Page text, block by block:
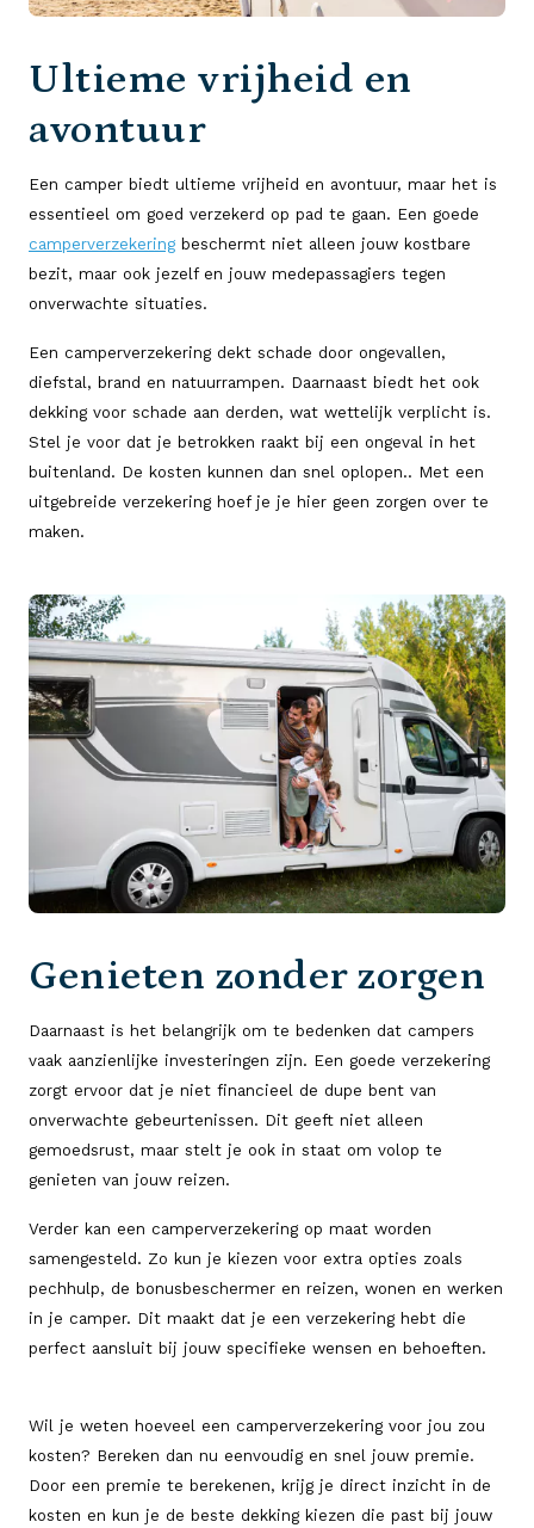
Ultieme vrijheid en
avontuur
Een camper biedt ultieme vrijheid en avontuur, maar het is
essentieel om goed verzekerd op pad te gaan. Een goede
camperverzekering beschermt niet alleen jouw kostbare
bezit, maar ook jezelf en jouw medepassagiers tegen
onverwachte situaties.
Een camperverzekering dekt schade door ongevallen,
diefstal, brand en natuurrampen. Daarnaast biedt het ook
dekking voor schade aan derden, wat wettelijk verplicht is.
Stel je voor dat je betrokken raakt bij een ongeval in het
buitenland. De kosten kunnen dan snel oplopen.. Met een
uitgebreide verzekering hoef je je hier geen zorgen over te
maken.
Genieten zonder zorgen
Daarnaast is het belangrijk om te bedenken dat campers
vaak aanzienlijke investeringen zijn. Een goede verzekering
zorgt ervoor dat je niet financieel de dupe bent van
onverwachte gebeurtenissen. Dit geeft niet alleen
gemoedsrust, maar stelt je ook in staat om volop te
genieten van jouw reizen.
Verder kan een camperverzekering op maat worden
samengesteld. Zo kun je kiezen voor extra opties zoals
pechhulp, de bonusbeschermer en reizen, wonen en werken
in je camper. Dit maakt dat je een verzekering hebt die
perfect aansluit bij jouw specifieke wensen en behoeften.
Wil je weten hoeveel een camperverzekering voor jou zou
kosten? Bereken dan nu eenvoudig en snel jouw premie.
Door een premie te berekenen, krijg je direct inzicht in de
kosten en kun je de beste dekking kiezen die past bij jouw